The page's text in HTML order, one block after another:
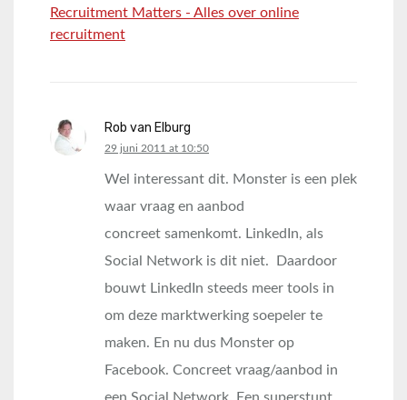
Recruitment Matters - Alles over online
recruitment
Rob van Elburg
says:
29 juni 2011 at 10:50
Wel interessant dit. Monster is een plek
waar vraag en aanbod
concreet samenkomt. LinkedIn, als
Social Network is dit niet. Daardoor
bouwt LinkedIn steeds meer tools in
om deze marktwerking soepeler te
maken. En nu dus Monster op
Facebook. Concreet vraag/aanbod in